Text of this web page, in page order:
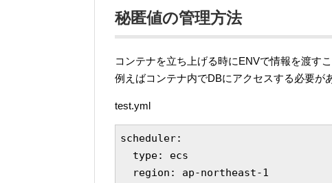
秘匿値の管理方法
コンテナを立ち上げる時にENVで情報を渡す
例えばコンテナ内でDBにアクセスする必要が
test.yml
scheduler:
  type: ecs
  region: ap-northeast-1